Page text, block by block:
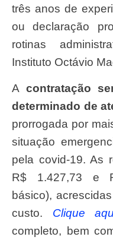
três anos de
ou declaração
rotinas
Instituto Octávio
Acontratação
determinado de
prorrogada por
situação
pela covid-19. As
R$ 1.427,73 e
básico),
custo. Clique
completo, bem